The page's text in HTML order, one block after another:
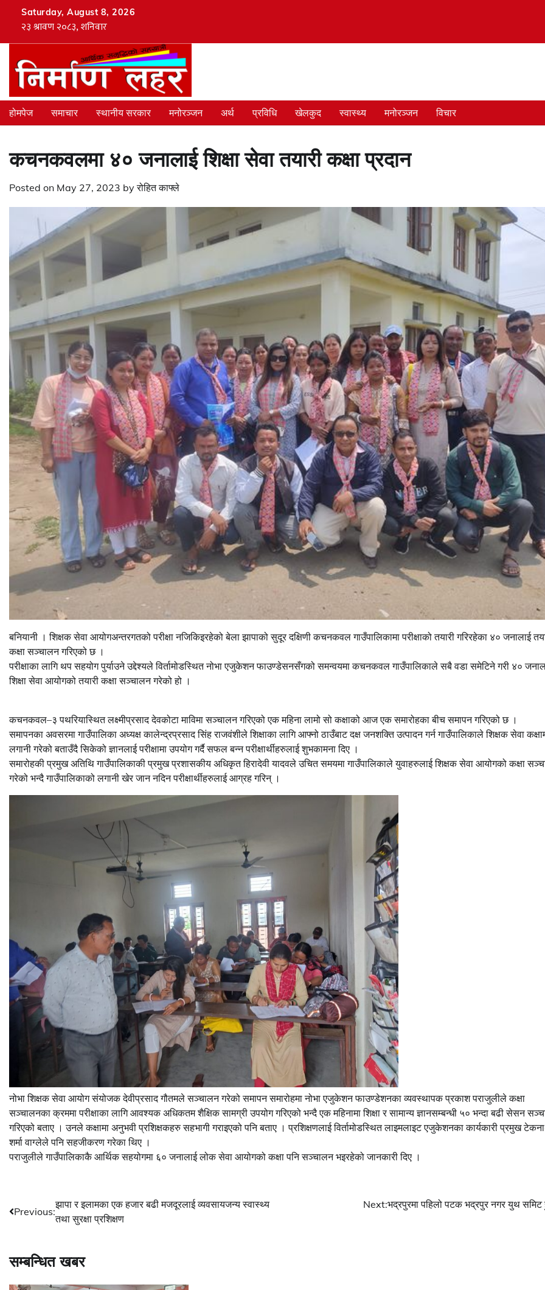
Saturday, August 8, 2026
होमपेज समाचार स्थानीय सरकार मनोरञ्जन अर्थ प्रविधि खेलकुद स्वास्थ्य मनोरञ्जन विचार
कचनकवलमा ४० जनालाई शिक्षा सेवा तयारी कक्षा प्रदान
Posted on May 27, 2023 byरोहित काफ्ले
बनियानी । शिक्षक सेवा आयोगअन्तरगतको परीक्षा नजिकिइरहेको बेला झापाको सुदूर दक्षिणी कचनकवल गाउँपालिकामा परीक्षाको तयारी गरिरहेका ४० जनालाई
कक्षा सञ्चालन गरिएको छ ।
परीक्षाका लागि थप सहयोग पुर्याउने उद्देश्यले विर्तामोडस्थित नोभा एजुकेशन फाउण्डेसनसँगको समन्वयमा कचनकवल गाउँपालिकाले सबै वडा समेटिने गरी ४०
शिक्षा सेवा आयोगको तयारी कक्षा सञ्चालन गरेको हो ।
कचनकवल–३ पथरियास्थित लक्ष्मीप्रसाद देवकोटा माविमा सञ्चालन गरिएको एक महिना लामो सो कक्षाको आज एक समारोहका बीच समापन गरिएको छ ।
समापनका अवसरमा गाउँपालिका अध्यक्ष कालेन्द्रप्रसाद सिंह राजवंशीले शिक्षाका लागि आफ्नो ठाउँबाट दक्ष जनशक्ति उत्पादन गर्न गाउँपालिकाले शिक्षक सेवा
लगानी गरेको बताउँदै सिकेको ज्ञानलाई परीक्षामा उपयोग गर्दै सफल बन्न परीक्षार्थीहरुलाई शुभकामना दिए ।
समारोहकी प्रमुख अतिथि गाउँपालिकाकी प्रमुख प्रशासकीय अधिकृत हिरादेवी यादवले उचित समयमा गाउँपालिकाले युवाहरुलाई शिक्षक सेवा आयोगको कक्षा
गरेको भन्दै गाउँपालिकाको लगानी खेर जान नदिन परीक्षार्थीहरुलाई आग्रह गरिन् ।
नोभा शिक्षक सेवा आयोग संयोजक देवीप्रसाद गौतमले सञ्चालन गरेको समापन समारोहमा नोभा एजुकेशन फाउण्डेशनका व्यवस्थापक प्रकाश पराजुलीले कक्षा
सञ्चालनका क्रममा परीक्षाका लागि आवश्यक अधिकतम शैक्षिक सामग्री उपयोग गरिएको भन्दै एक महिनामा शिक्षा र सामान्य ज्ञानसम्बन्धी ५० भन्दा बढी सेसन
गरिएको बताए । उनले कक्षामा अनुभवी प्रशिक्षकहरु सहभागी गराइएको पनि बताए । प्रशिक्षणलाई विर्तामोडस्थित लाइमलाइट एजुकेशनका कार्यकारी प्रमुख
शर्मा वाग्लेले पनि सहजीकरण गरेका थिए ।
पराजुलीले गाउँपालिकाकै आर्थिक सहयोगमा ६० जनालाई लोक सेवा आयोगको कक्षा पनि सञ्चालन भइरहेको जानकारी दिए ।
Post
navigation
Previous:
झापा र इलामका एक हजार बढी मजदूरलाई व्यवसायजन्य स्वास्थ्य
तथा सुरक्षा प्रशिक्षण
Next:भद्रपुरमा पहिलो पटक भद्रपुर नगर युथ समिट
सम्बन्धित खबर